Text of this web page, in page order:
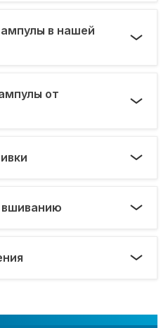
в нашей
от
вшиванию